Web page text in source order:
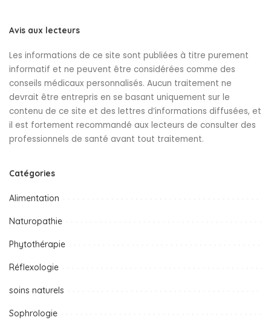
Avis aux lecteurs
Les informations de ce site sont publiées à titre purement
informatif et ne peuvent être considérées comme des
conseils médicaux personnalisés. Aucun traitement ne
devrait être entrepris en se basant uniquement sur le
contenu de ce site et des lettres d’informations diffusées, et
il est fortement recommandé aux lecteurs de consulter des
professionnels de santé avant tout traitement.
Catégories
Alimentation
Naturopathie
Phytothérapie
Réflexologie
soins naturels
Sophrologie